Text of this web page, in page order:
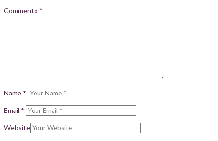
Commento *
Name *
Email *
Website